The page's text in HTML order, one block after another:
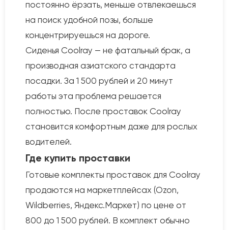
постоянно ёрзать, меньше отвлекаешься
на поиск удобной позы, больше
концентрируешься на дороге.
Сиденья Coolray — не фатальный брак, а
производная азиатского стандарта
посадки. За 1 500 рублей и 20 минут
работы эта проблема решается
полностью. После проставок Coolray
становится комфортным даже для рослых
водителей.
Где купить проставки
Готовые комплекты проставок для Coolray
продаются на маркетплейсах (Ozon,
Wildberries, Яндекс.Маркет) по цене от
800 до 1 500 рублей. В комплект обычно